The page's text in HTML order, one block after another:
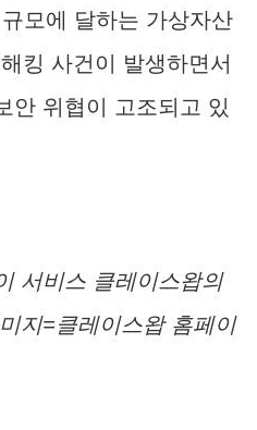
모에 달하는 가상자산
킹 사건이 발생하면서
안 위협이 고조되고 있
서비스 클레이스왑의
지=클레이스왑 홈페이